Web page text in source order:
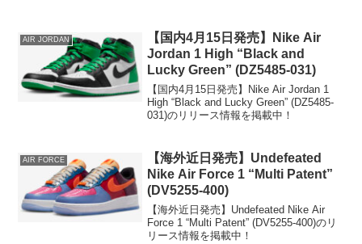
AIR JORDAN
【国内4月15日発売】Nike Air
Jordan 1 High “Black and
Lucky Green” (DZ5485-031)
【国内4月15日発売】Nike Air Jordan 1
High “Black and Lucky Green” (DZ5485-
031)のリリース情報を掲載中！
AIR FORCE
【海外近日発売】Undefeated
Nike Air Force 1 “Multi Patent”
(DV5255-400)
【海外近日発売】Undefeated Nike Air
Force 1 “Multi Patent” (DV5255-400)のリ
リース情報を掲載中！